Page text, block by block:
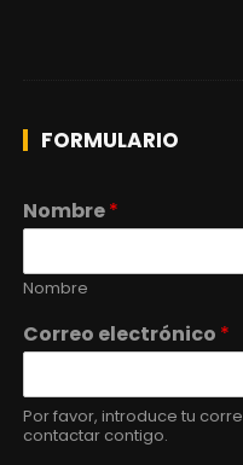
FORMULARIO
Nombre*
Nombre
Correo electrónico *
Por favor, introduce tu
contactar contigo.